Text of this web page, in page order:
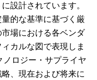
設計されています。
的な基準に基づく厳
場における各ベンダ
カルな図で表現しま
ロジー・サプライヤ
、現在および将来に